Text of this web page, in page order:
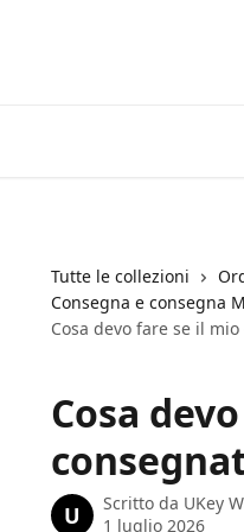
Tutte le collezioni
Consegna e consegna
Cosa devo fare se il
Cosa
U Scritto da UKey
1 luglio 2026